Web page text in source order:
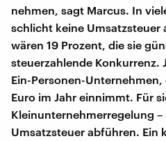
nehmen, sagt Marcus. In
schlicht keine Umsatzsteuer
wären 19 Prozent, die sie
steuerzahlende Konkurrenz.
Ein-Personen-
Euro im Jahr einnimmt. Für
Kleinunternehmerregelung
Umsatzsteuer abführen. Ein